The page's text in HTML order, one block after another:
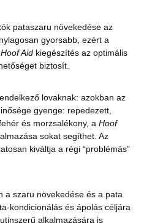
pataszaru növekedése az
gyorsabb, ezért a
Hoof Aid kiegészítés az optimális
biztosít.
lovaknak: azokban az
gyenge: repedezett,
és morzsalékony, a Hoof
sokat segíthet. Az
kiváltja a régi “problémás”
a szaru növekedése és a pata
kondicionálás és ápolás céljára
alkalmazására is